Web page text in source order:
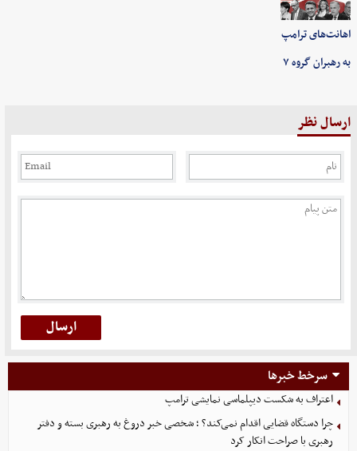
اهانت‌های ترامپ
به رهبران گروه ۷
ارسال نظر
سرخط خبرها
اعتراف به شکست دیپلماسی نمایشی ترامپ
چرا دستگاه قضایی اقدام نمی‌کند؟ ؛ شخصی خبر دروغ به رهبری بسته و دفتر
رهبری با صراحت انکار کرد